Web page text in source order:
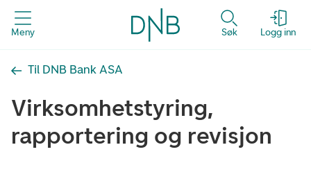
Meny Søk Logg inn
Til DNB Bank ASA
Virksomhetstyring,
rapportering og revisjon